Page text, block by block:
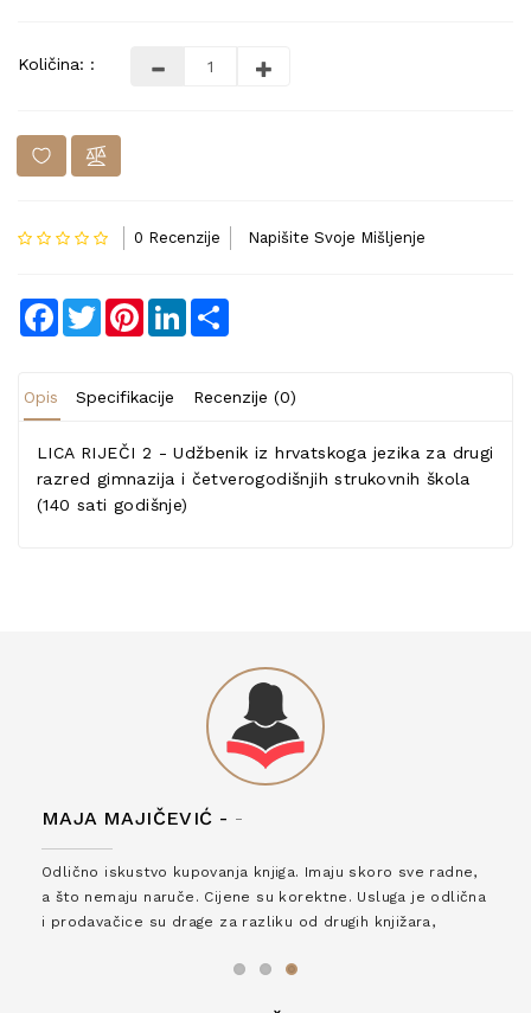
Količina: :
0 Recenzije Napišite Svoje Mišljenje
Facebook
TwitterPinterestLinkedIn
Opis Specifikacije Recenzije (0)
LICA RIJEČI 2 - Udžbenik iz hrvatskoga jezika za drugi
razred gimnazija i četverogodišnjih strukovnih škola
(140 sati godišnje)
MAJA MAJIČEVIĆ - -
Odlično iskustvo kupovanja knjiga. Imaju skoro sve radne,
a što nemaju naruče. Cijene su korektne. Usluga je odlična
i prodavačice su drage za razliku od drugih knjižara,